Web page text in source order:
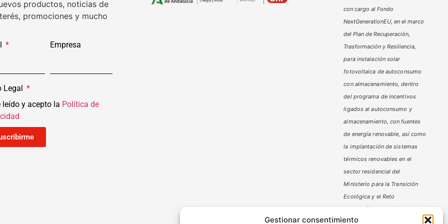
Gestionar consentimiento
productos, noticias de
promociones y mucho
Empresa
Legal
leído y acepto la Política de
con cargo al Fondo
NextGenerationEU, en el marco
del Plan de Recuperación,
Trasformación y Resiliencia,
para instalación solar
fotovoltaica de autoconsumo
con almacenamiento, dentro
del programa de incentivos
ligados al autoconsumo y
almacenamiento, con fuentes
de energía renovable, así como
la implantación de sistemas
térmicos renovables en el
sector residencial del
Ministerio para la Transición
Ecológica y el Reto
Demográfico,
gestionado por
la Junta de Andalucía, a través